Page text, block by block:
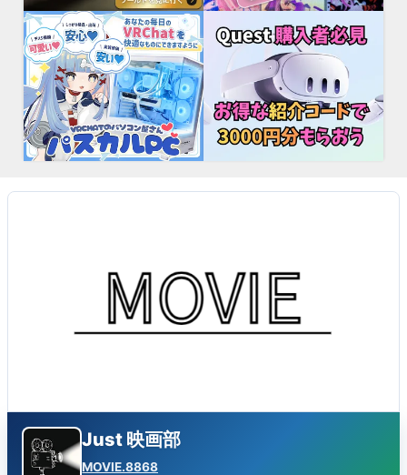
Just 映画部
MOVIE.8868